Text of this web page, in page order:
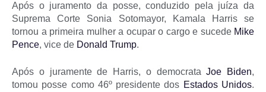
Após o juramento da posse, conduzido pela juíza da
Suprema Corte Sonia Sotomayor, Kamala Harris se
tornou a primeira mulher a ocupar o cargo e sucede Mike
Pence, vice de Donald Trump.
Após o juramente de Harris, o democrataJoe Biden,
tomou posse como 46º presidente dos Estados Unidos.